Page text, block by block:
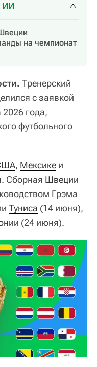
ИИ
на чемпионат
Тренерский
с заявкой
года,
футбольного
, Мексике и
Сборная Швеции
Грэма
Туниса (14 июня),
(24 июня).